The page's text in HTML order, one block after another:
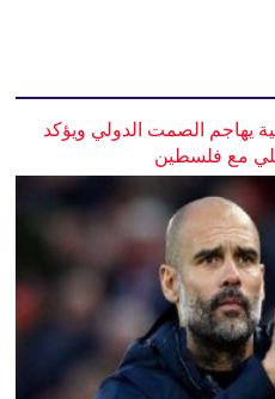
يهاجم الصمت الدولي ويؤكد
مع فلسطين